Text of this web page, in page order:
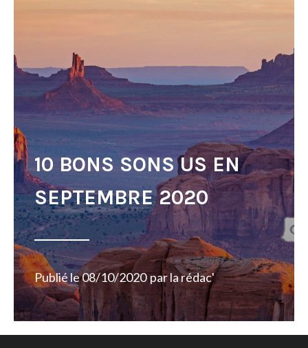
10 BONS SONS US EN
SEPTEMBRE 2020
Publié le08/10/2020 parla rédac'